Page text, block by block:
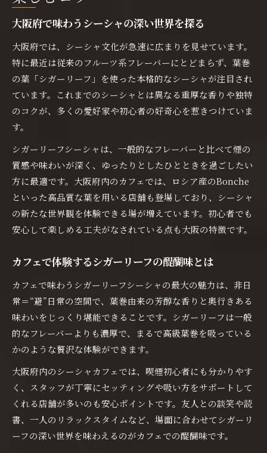
大阪府で味わうシーシャの深い世界を探る
大阪府では、シーシャ文化が急速に広まりを見せています。
特に最近は従来のフルーツ系フレーバーにとどまらず、葉巻
の葉「シガーリーフ」を使った本格的なシーシャが注目され
ています。これまでのシーシャとは異なる重厚な香りや独特
のコクが、多くの愛好家や初心者の好奇心を惹きつけていま
す。
シガーリーフシーシャは、一般的なフレーバーと比べて煙の
質感や味わいが深く、ゆったりとしたひとときを過ごしたい
方に最適です。大阪府内のカフェでは、ロシア産のBonche
といった高品質な葉を用いる店舗も登場しており、シーシャ
の新たな世界観を体験できる場が増えています。初心者でも
安心して楽しめる工夫がなされている点も大阪の特徴です。
カフェで体験するシガーリーフの醍醐味とは
カフェで味わうシガーリーフシーシャの最大の魅力は、非日
常＝“避”日常の空間で、葉巻由来の芳醇な香りと奥行きある
味わいをじっくり堪能できることです。シガーリーフは一般
的なフレーバーよりも濃厚で、まるで高級葉巻を吸っている
かのような贅沢な体験ができます。
大阪府内のシーシャカフェでは、喫煙初心者にも分かりやす
く、スタッフが丁寧にセッティングや吸い方をサポートして
くれる店舗が多いのも安心ポイントです。友人との談笑や読
書、一人のリラックスタイムなど、場面に合わせてシガーリ
ーフの深い世界を味わえるのがカフェでの醍醐味です。